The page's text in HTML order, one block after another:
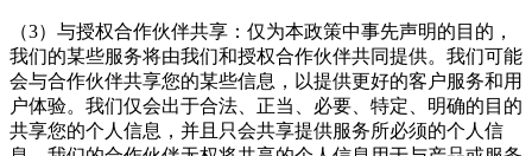
（3）与授权合作伙伴共享：仅为本政策中事先声明的目的，
我们的某些服务将由我们和授权合作伙伴共同提供。我们可能
会与合作伙伴共享您的某些信息，以提供更好的客户服务和用
户体验。我们仅会出于合法、正当、必要、特定、明确的目的
共享您的个人信息，并且只会共享提供服务所必须的个人信